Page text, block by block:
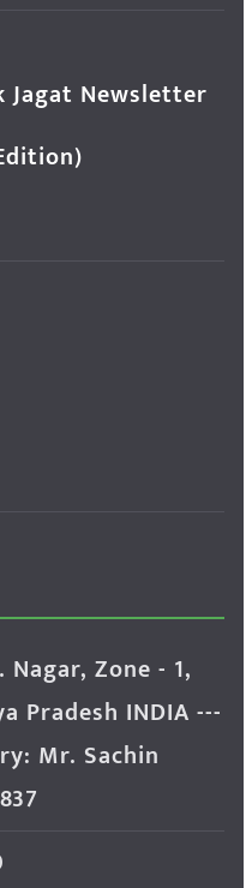
Jagat Newsletter
Nagar, Zone - 1,
Pradesh INDIA ---
Mr. Sachin